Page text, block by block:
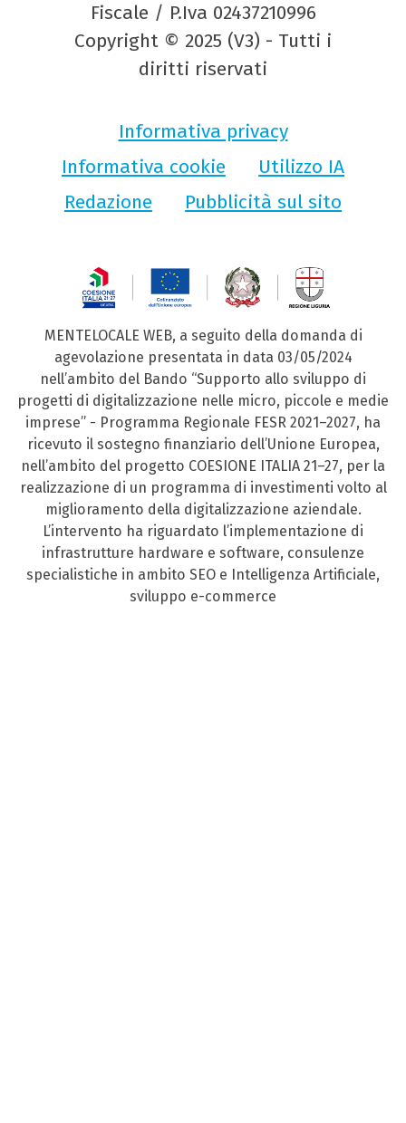
Fiscale / P.Iva 02437210996
Copyright © 2025 (V3) - Tutti i
diritti riservati
Informativa privacy
Informativa cookie
Utilizzo IA
Redazione
Pubblicità sul sito
MENTELOCALE WEB, a seguito della domanda di
agevolazione presentata in data 03/05/2024
nell’ambito del Bando “Supporto allo sviluppo di
progetti di digitalizzazione nelle micro, piccole e medie
imprese” - Programma Regionale FESR 2021–2027, ha
ricevuto il sostegno finanziario dell’Unione Europea,
nell’ambito del progetto COESIONE ITALIA 21–27, per la
realizzazione di un programma di investimenti volto al
miglioramento della digitalizzazione aziendale.
L’intervento ha riguardato l’implementazione di
infrastrutture hardware e software, consulenze
specialistiche in ambito SEO e Intelligenza Artificiale,
sviluppo e-commerce